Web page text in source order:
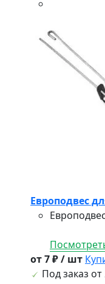
Европодвес
от 7 ₽ / шт
Под заказ от